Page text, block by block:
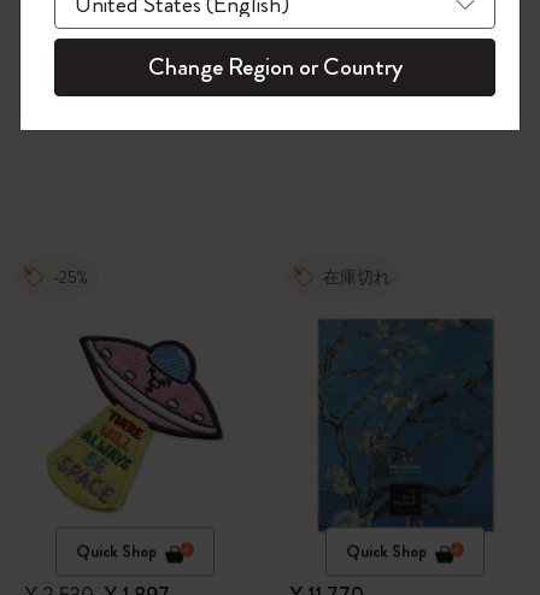
-25%
Quick Shop
在庫切れ
Quick Shop
今すぐ会員登録 !
Change Region or Country